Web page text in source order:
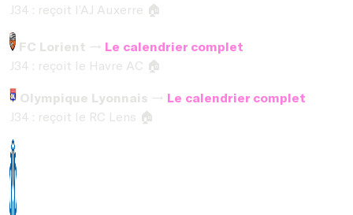
J34 : reçoit l’AJ Auxerre 🏠
FC Lorient → Le calendrier complet
J34 : reçoit le Havre AC 🏠
Olympique Lyonnais → Le calendrier complet
J34 : reçoit le RC Lens 🏠